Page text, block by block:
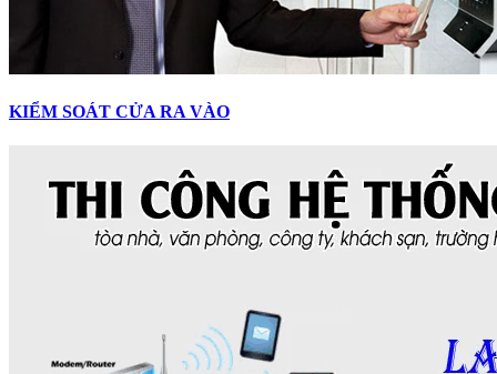
KIỂM SOÁT CỬA RA VÀO